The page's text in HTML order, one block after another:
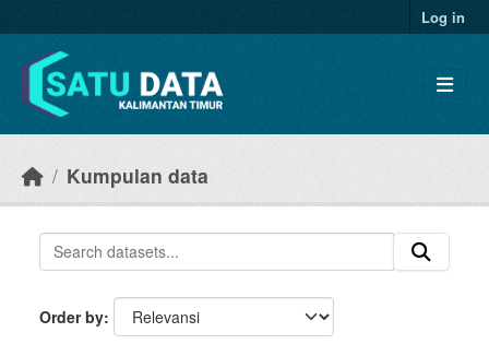
Log in
Kumpulan data
Order by